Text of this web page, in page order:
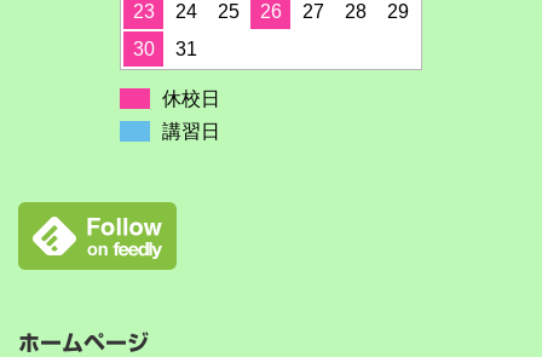
23
24 25 26 27 28
29
30
31
休校日
講習日
ホームページ